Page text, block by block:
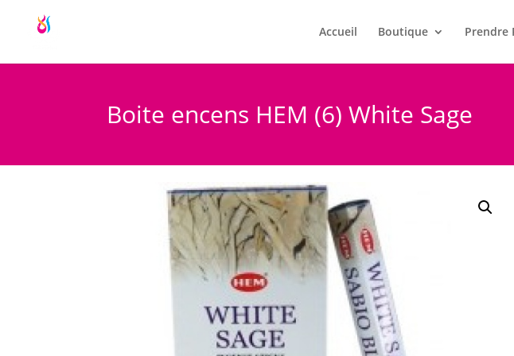
Accueil Boutique Prendre
Boite encens HEM (6) White Sage